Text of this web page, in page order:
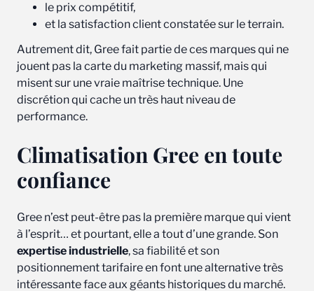
le prix compétitif,
et la satisfaction client constatée sur le terrain.
Autrement dit, Gree fait partie de ces marques qui ne
jouent pas la carte du marketing massif, mais qui
misent sur une vraie maîtrise technique. Une
discrétion qui cache un très haut niveau de
performance.
Climatisation Gree en toute
confiance
Gree n’est peut-être pas la première marque qui vient
à l’esprit… et pourtant, elle a tout d’une grande. Son
expertise industrielle, sa fiabilité et son
positionnement tarifaire en font une alternative très
intéressante face aux géants historiques du marché.